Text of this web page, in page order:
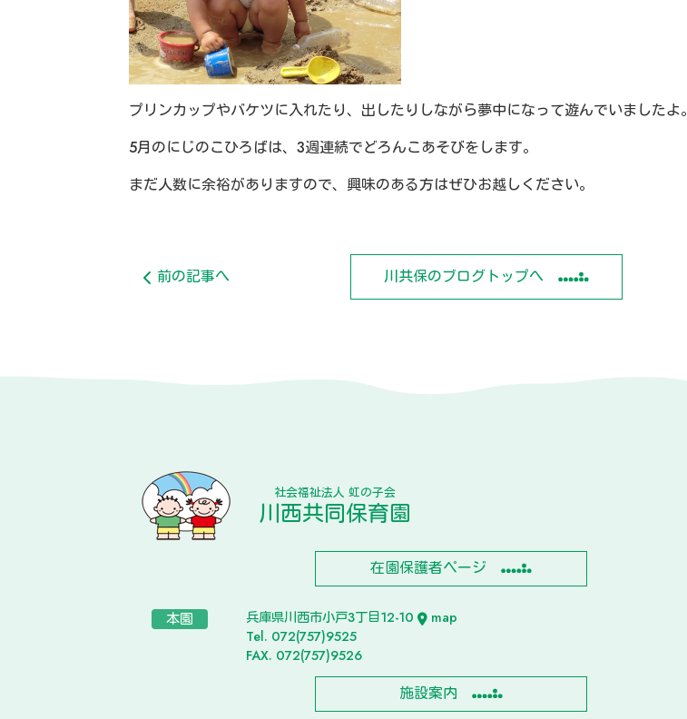
プリンカップやバケツに入れたり、出したりしながら夢中になって遊んでいましたよ。
5月のにじのこひろばは、3週連続でどろんこあそびをします。
まだ人数に余裕がありますので、興味のある方はぜひお越しください。
前の記事へ 川共保のブログトップへ
社会福祉法人 虹の子会
川西共同保育園
在園保護者ページ
本園 兵庫県川西市小戸3丁目12-10
map
Tel. 072(757)9525
FAX. 072(757)9526
施設案内